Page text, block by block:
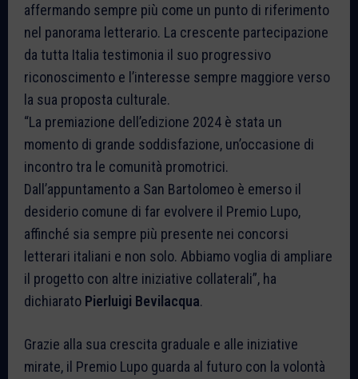
affermando sempre più come un punto di riferimento
nel panorama letterario. La crescente partecipazione
da tutta Italia testimonia il suo progressivo
riconoscimento e l’interesse sempre maggiore verso
la sua proposta culturale.
“La premiazione dell’edizione 2024 è stata un
momento di grande soddisfazione, un’occasione di
incontro tra le comunità promotrici.
Dall’appuntamento a San Bartolomeo è emerso il
desiderio comune di far evolvere il Premio Lupo,
affinché sia sempre più presente nei concorsi
letterari italiani e non solo. Abbiamo voglia di ampliare
il progetto con altre iniziative collaterali”, ha
dichiarato Pierluigi Bevilacqua.
Grazie alla sua crescita graduale e alle iniziative
mirate, il Premio Lupo guarda al futuro con la volontà